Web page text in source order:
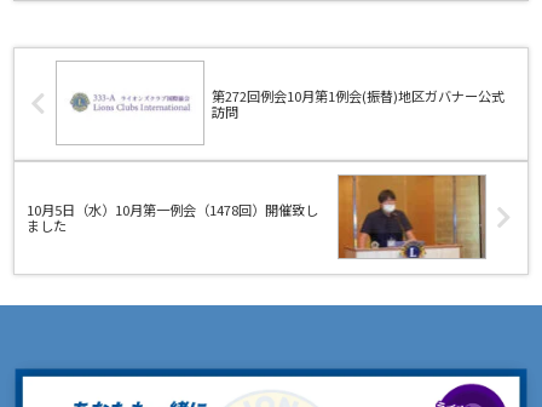
第272回例会10月第1例会(振替)地区ガバナー公式
訪問
10月5日（水）10月第一例会（1478回）開催致し
ました